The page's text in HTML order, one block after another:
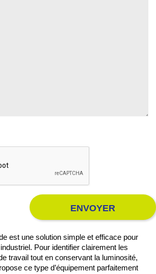
ENVOYER
est une solution simple et efficace pour
Pour identifier clairement les
travail tout en conservant la luminosité,
ce type d’équipement parfaitement